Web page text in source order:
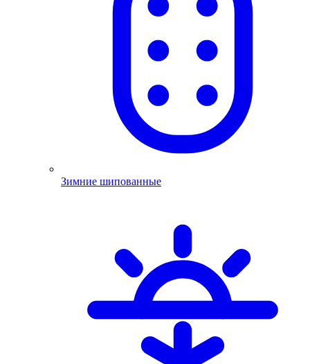
Зимние шипованные